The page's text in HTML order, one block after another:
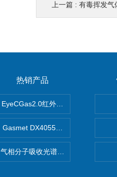
上一篇 : 有毒挥发气
热销产品
EyeCGas2.0红外热成像仪
Gasmet DX4055便携式傅里叶变换
气相分子吸收光谱仪（HGMA）